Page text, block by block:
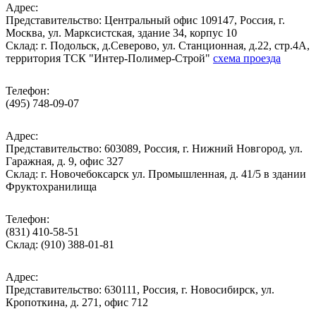
Адрес:
Представительство: Центральный офис 109147, Россия, г.
Москва, ул. Марксистская, здание 34, корпус 10
Cклад: г. Подольск, д.Северово, ул. Станционная, д.22, стр.4А,
территория ТСК "Интер-Полимер-Строй" схема проезда
Телефон:
(495) 748-09-07
Адрес:
Представительство: 603089, Россия, г. Нижний Новгород, ул.
Гаражная, д. 9, офис 327
Склад: г. Новочебоксарск ул. Промышленная, д. 41/5 в здании
Фруктохранилища
Телефон:
(831) 410-58-51
Склад: (910) 388-01-81
Адрес:
Представительство: 630111, Россия, г. Новосибирск, ул.
Кропоткина, д. 271, офис 712